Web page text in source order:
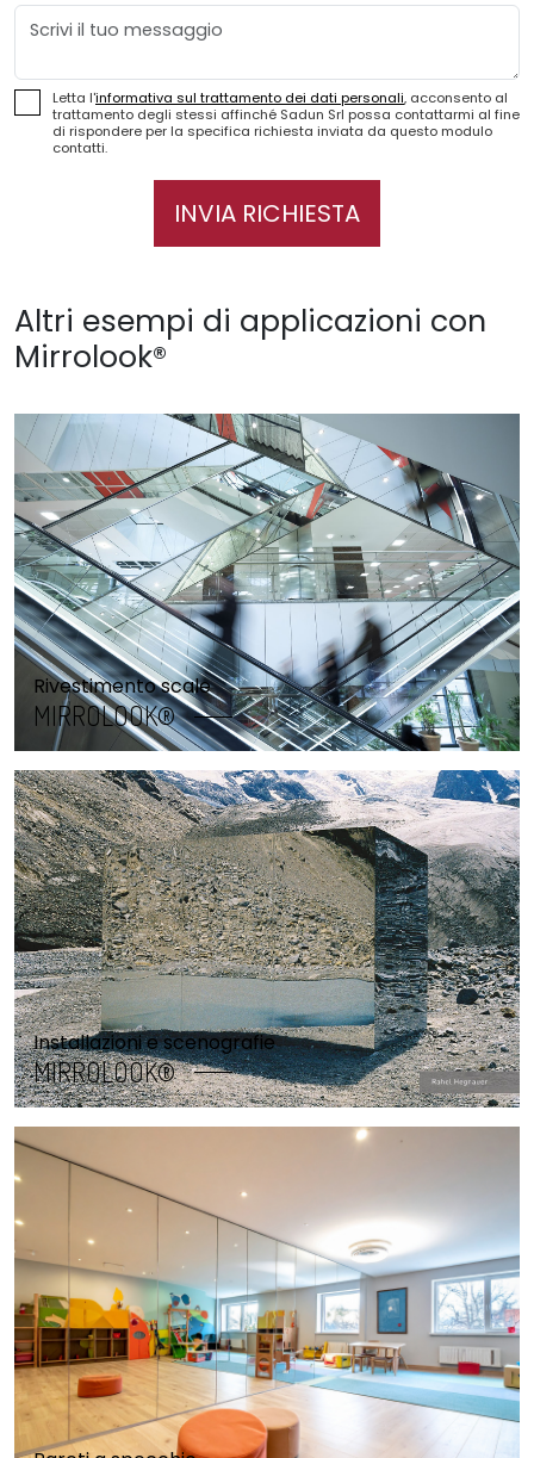
Messaggio
Letta l'informativa sul trattamento dei dati personali, acconsento al
trattamento degli stessi affinché Sadun Srl possa contattarmi al fine
di rispondere per la specifica richiesta inviata da questo modulo
contatti.
INVIA RICHIESTA
Altri esempi di applicazioni con
Mirrolook®
Rivestimento scale
MIRROLOOK®
Installazioni e scenografie
MIRROLOOK®